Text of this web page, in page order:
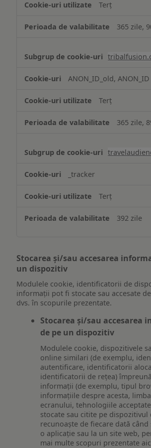
Terț
365 zile,
ANON_ID_old, ANON_ID
Terț
365 zile,
_tracker
Terț
392 zile
Stocarea și/sau accesarea
un dispozitiv
Modulele cookie, identificatorii de
informații pot fi stocate sau accesate
dvs. în scopurile prezentate.
Stocarea și/sau accesarea
de pe un dispozitiv
Modulele cookie, dispozitivele
online similari (de exemplu,
autentificare, identificatorii
identificatorii de rețea)
informații (de exemplu, tipul
informațiile despre acesta,
ecranului, tehnologiile
stocate sau citite pe dispozitivul
recunoaște de fiecare dată când
o aplicație sau la un site web,
mai multe scopuri prezentate